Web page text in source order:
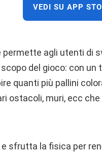
VEDI SU APP
agli utenti di
del gioco: con un
quanti più pallini
ostacoli, muri, ecc
sfrutta la fisica per